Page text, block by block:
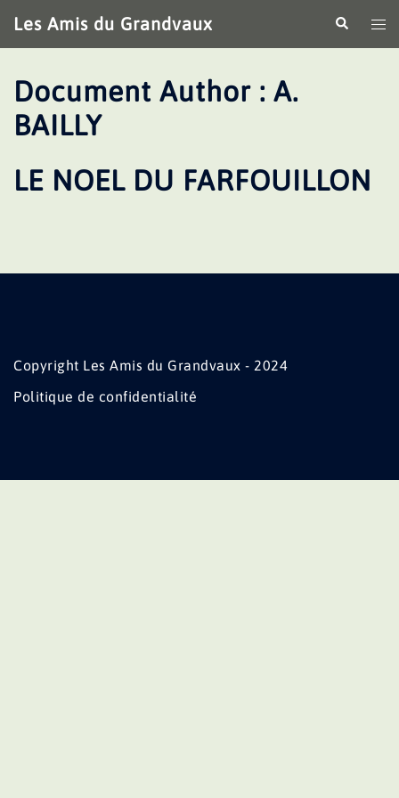
au
contenu
Les Amis du Grandvaux
le
Document Author : A.
BAILLY
LE NOEL DU FARFOUILLON
Copyright Les Amis du Grandvaux - 2024
Politique de confidentialité